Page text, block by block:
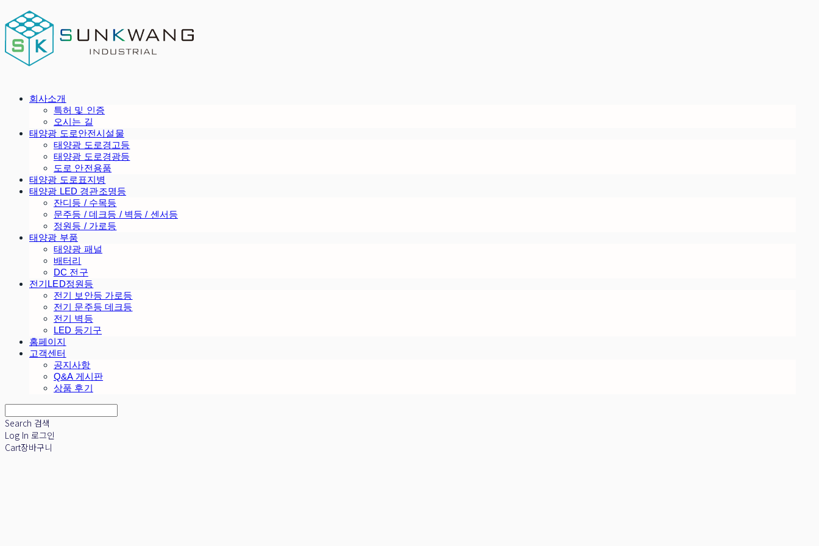
회사소개
특허 및 인증
오시는 길
태양광 도로안전시설물
태양광 도로경고등
태양광 도로경광등
도로 안전용품
태양광 도로표지병
태양광 LED 경관조명등
잔디등 / 수목등
문주등 / 데크등 / 벽등 / 센서등
정원등 / 가로등
태양광 부품
태양광 패널
배터리
DC 전구
전기LED정원등
전기 보안등 가로등
전기 문주등 데크등
전기 벽등
LED 등기구
홈페이지
고객센터
공지사항
Q&A 게시판
상품 후기
Search 검색
Log In 로그인
Cart장바구니